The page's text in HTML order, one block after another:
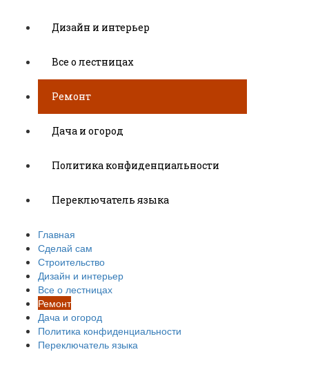
Дизайн и интерьер
Все о лестницах
Ремонт
Дача и огород
Политика конфиденциальности
Переключатель языка
Главная
Сделай сам
Строительство
Дизайн и интерьер
Все о лестницах
Ремонт
Дача и огород
Политика конфиденциальности
Переключатель языка